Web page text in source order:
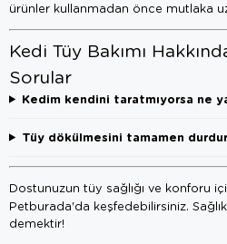
ürünler kullanmadan önce mutlaka
Kedi Tüy Bakımı
Sorular
Kedim kendini taratmıyorsa ne
Tüy dökülmesini tamamen
Dostunuzun tüy sağlığı ve konforu
Petburada'da keşfedebilirsiniz.
demektir!